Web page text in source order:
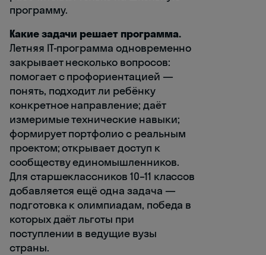
программу.
Какие задачи решает программа.
Летняя IT-программа одновременно
закрывает несколько вопросов:
помогает с профориентацией —
понять, подходит ли ребёнку
конкретное направление; даёт
измеримые технические навыки;
формирует портфолио с реальным
проектом; открывает доступ к
сообществу единомышленников.
Для старшеклассников 10–11 классов
добавляется ещё одна задача —
подготовка к олимпиадам, победа в
которых даёт льготы при
поступлении в ведущие вузы
страны.